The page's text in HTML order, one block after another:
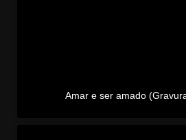
Amar e ser amado